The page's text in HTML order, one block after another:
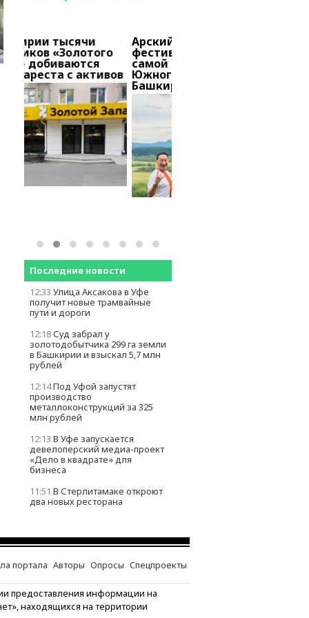
Арский фест: закрытый
фестиваль прошел в
самой популярной точке
Южного Урала в
Башкирии
Последние новости
12:33 Улица Аксакова в Уфе
получит новые трамвайные
пути и дороги
12:18Суд забрал у
золотодобытчика 299 га земли
в Башкирии и взыскал 5,7 млн
рублей
12:14Под Уфой запустят
производство
металлоконструкций за 325
млн рублей
12:13 В Уфе запускается
девелоперский медиа-проект
«Дело в квадрате» для
бизнеса
11:51 В Стерлитамаке откроют
два новых ресторана
портала Авторы Опросы Спецпроекты
предоставления информации на
находящихся на территории